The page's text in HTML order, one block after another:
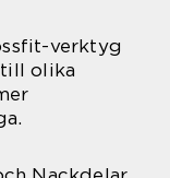
verktyg
till olika